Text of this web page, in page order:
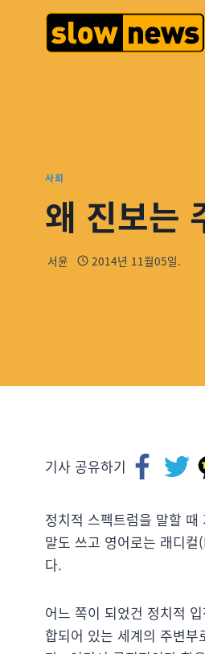
사회
왜 진보는
서윤 2014년 11월05일.
기사 공유하기
정치적 스펙트럼을 말할
말도 쓰고 영어로는 래디
다.
어느 쪽이 되었건 정치적
합되어 있는 세계의 주변부